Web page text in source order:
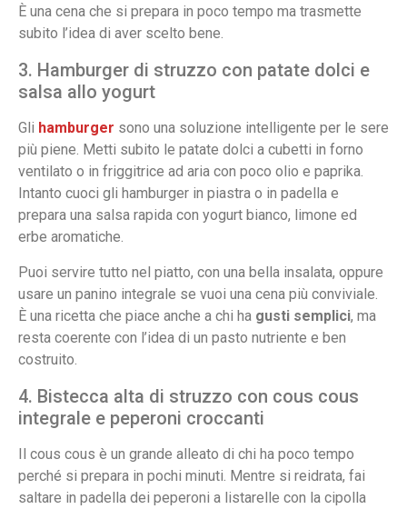
È una cena che si prepara in poco tempo ma trasmette
subito l’idea di aver scelto bene.
3. Hamburger di struzzo con patate dolci e
salsa allo yogurt
Gli hamburger sono una soluzione intelligente per le sere
più piene. Metti subito le patate dolci a cubetti in forno
ventilato o in friggitrice ad aria con poco olio e paprika.
Intanto cuoci gli hamburger in piastra o in padella e
prepara una salsa rapida con yogurt bianco, limone ed
erbe aromatiche.
Puoi servire tutto nel piatto, con una bella insalata, oppure
usare un panino integrale se vuoi una cena più conviviale.
È una ricetta che piace anche a chi ha gusti semplici, ma
resta coerente con l’idea di un pasto nutriente e ben
costruito.
4. Bistecca alta di struzzo con cous cous
integrale e peperoni croccanti
Il cous cous è un grande alleato di chi ha poco tempo
perché si prepara in pochi minuti. Mentre si reidrata, fai
saltare in padella dei peperoni a listarelle con la cipolla